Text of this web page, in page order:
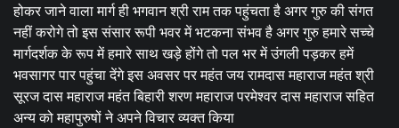
होकर जाने वाला मार्ग ही भगवान श्री राम तक पहुंचता है अगर गुरु की संगत
नहीं करोगे तो इस संसार रूपी भवर में भटकना संभव है अगर गुरु हमारे सच्चे
मार्गदर्शक के रूप में हमारे साथ खड़े होंगे तो पल भर में उंगली पड़कर हमें
भवसागर पार पहुंचा देंगे इस अवसर पर महंत जय रामदास महाराज महंत श्री
सूरज दास महाराज महंत बिहारी शरण महाराज परमेश्वर दास महाराज सहित
अन्य को महापुरुषों ने अपने विचार व्यक्त किया